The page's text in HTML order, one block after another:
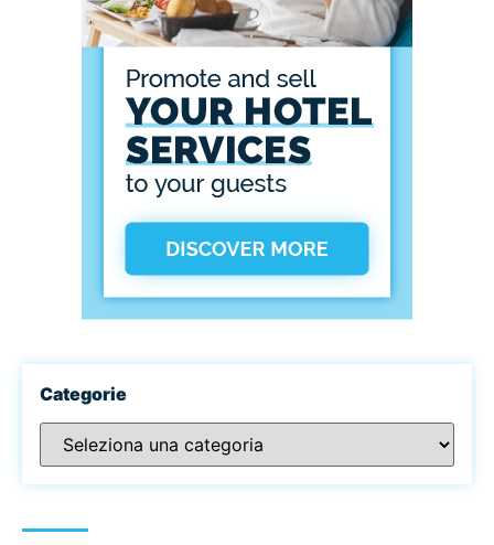
Categorie